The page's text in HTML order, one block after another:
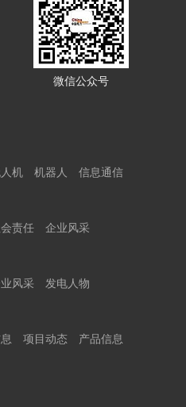
微信公众号
机 机器人
信息通信
责任
企业风采
风采
发电人物
项目动态 产品信息